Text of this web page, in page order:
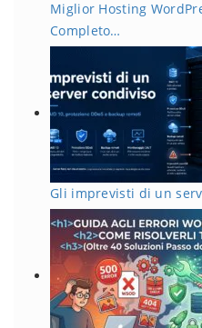
Miglior Hosting
Completo…
Gli imprevisti di un